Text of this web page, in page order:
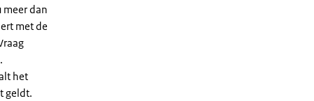
meer dan
met de
het
geldt.